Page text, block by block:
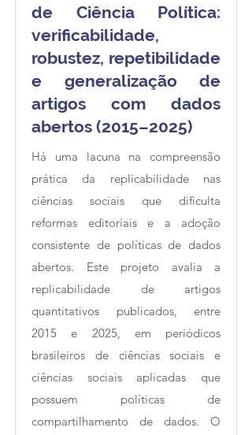
de Ciência Política:
verificabilidade,
robustez, repetibilidade
e generalização de
artigos com dados
abertos (2015–2025)
Há uma lacuna na compreensão
prática da replicabilidade nas
ciências sociais que dificulta
reformas editoriais e a adoção
consistente de políticas de dados
abertos. Este projeto avalia a
replicabilidade de artigos
quantitativos publicados, entre
2015 e 2025, em periódicos
brasileiros de ciências sociais e
ciências sociais aplicadas que
possuem políticas de
compartilhamento de dados. O